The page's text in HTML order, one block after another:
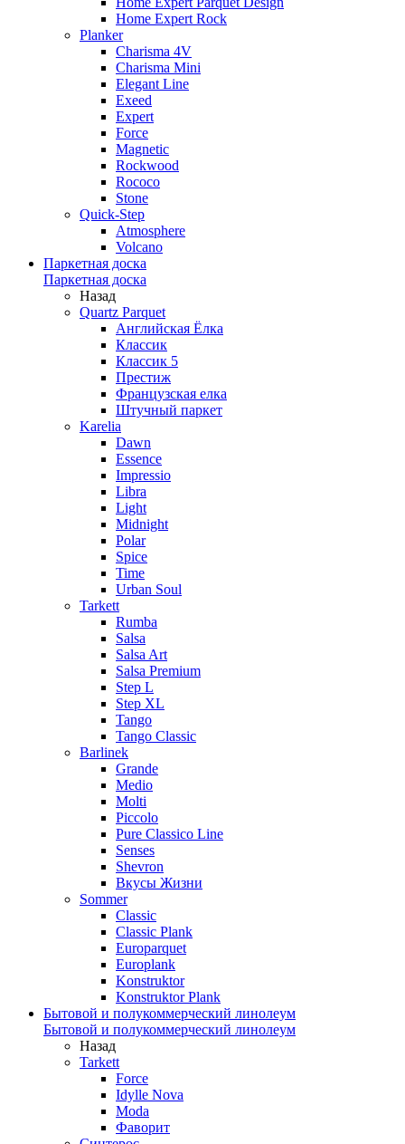
Home Expert Rock
Planker
Charisma 4V
Charisma Mini
Elegant Line
Exeed
Expert
Force
Magnetic
Rockwood
Rococo
Stone
Quick-Step
Atmosphere
Volcano
Паркетная доска
Паркетная доска
Назад
Quartz Parquet
Английская Ёлка
Классик
Классик 5
Престиж
Французская елка
Штучный паркет
Karelia
Dawn
Essence
Impressio
Libra
Light
Midnight
Polar
Spice
Time
Urban Soul
Tarkett
Rumba
Salsa
Salsa Art
Salsa Premium
Step L
Step XL
Tango
Tango Classic
Barlinek
Grande
Medio
Molti
Piccolo
Pure Classico Line
Senses
Shevron
Вкусы Жизни
Sommer
Classic
Classic Plank
Europarquet
Europlank
Konstruktor
Konstruktor Plank
Бытовой и полукоммерческий линолеум
Бытовой и полукоммерческий линолеум
Назад
Tarkett
Force
Idylle Nova
Moda
Фаворит